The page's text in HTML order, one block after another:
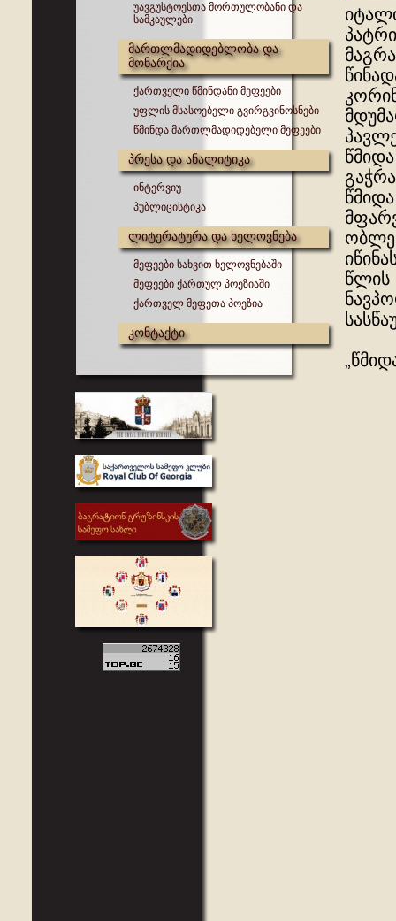
უავგუსტოესთა მორთულობანი და
სამკაულები
მართლმადიდებლობა და
მონარქია
ქართველი წმინდანი მეფეები
უფლის მსასოებელი გვირგვინოსნები
წმინდა მართლმადიდებელი მეფეები
პრესა და ანალიტიკა
ინტერვიუ
პუბლიცისტიკა
ლიტერატურა და ხელოვნება
მეფეები სახვით ხელოვნებაში
მეფეები ქართულ პოეზიაში
ქართველ მეფეთა პოეზია
კონტაქტი
წლის